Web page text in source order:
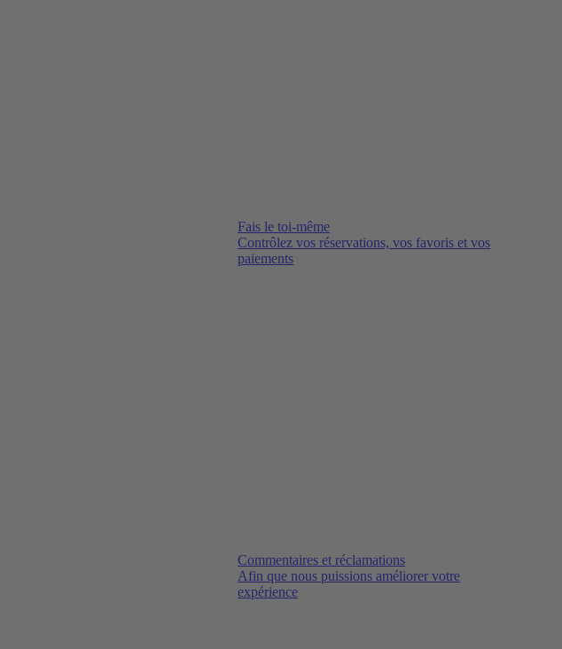
Fais le toi-même
Contrôlez vos réservations, vos favoris et vos
paiements
Commentaires et réclamations
Afin que nous puissions améliorer votre
expérience